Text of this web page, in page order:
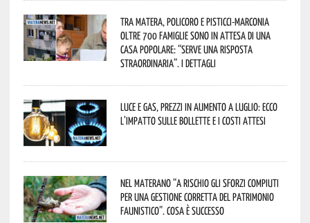
Tra Matera, Policoro e Pisticci-Marconia
oltre 700 famiglie sono in attesa di una
casa popolare: “serve una risposta
straordinaria”. I dettagli
Luce e gas, prezzi in aumento a luglio: ecco
l’impatto sulle bollette e i costi attesi
Nel materano “a rischio gli sforzi compiuti
per una gestione corretta del patrimonio
faunistico”. Cosa è successo